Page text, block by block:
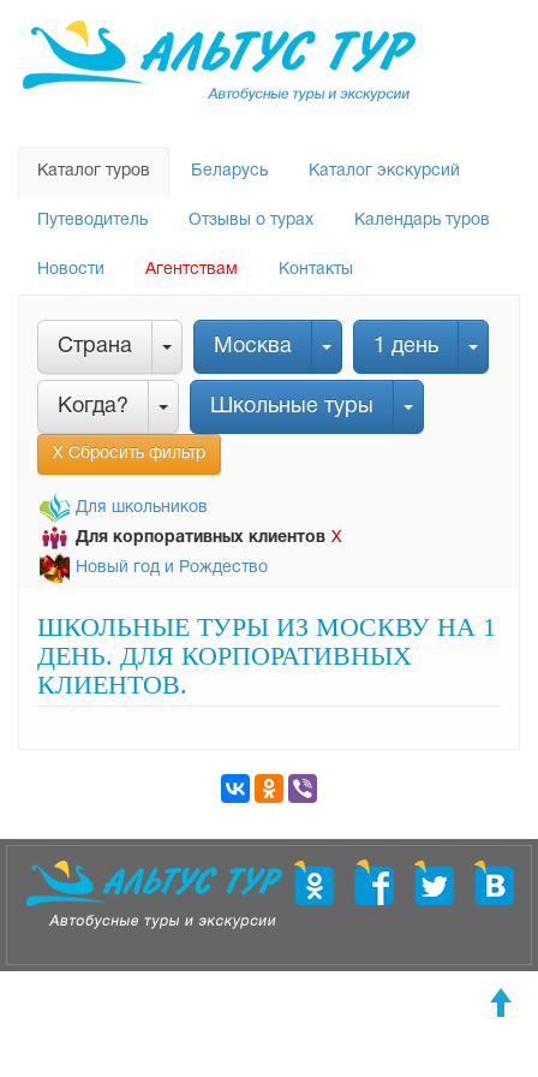
Каталог туров Беларусь Каталог экскурсий
Путеводитель Отзывы о турах Календарь туров
Новости Агентствам Контакты
Страна Москва 1 день
Когда? Школьные туры
Х Сбросить фильтр
Для школьников
Для корпоративных клиентов Х
Новый год и Рождество
ШКОЛЬНЫЕ ТУРЫ ИЗ МОСКВУ НА 1
ДЕНЬ. ДЛЯ КОРПОРАТИВНЫХ
КЛИЕНТОВ.